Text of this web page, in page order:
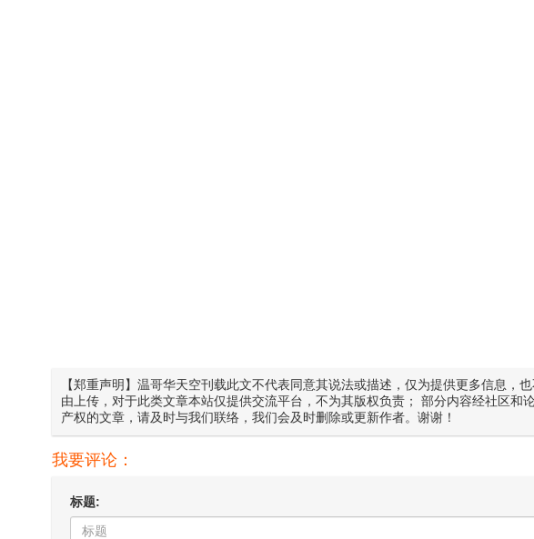
【郑重声明】温哥华天空刊载此文不代表同意其说法或描述，仅为提供更多信息，
由上传，对于此类文章本站仅提供交流平台，不为其版权负责； 部分内容经社区和
产权的文章，请及时与我们联络，我们会及时删除或更新作者。谢谢！
我要评论：
标题: